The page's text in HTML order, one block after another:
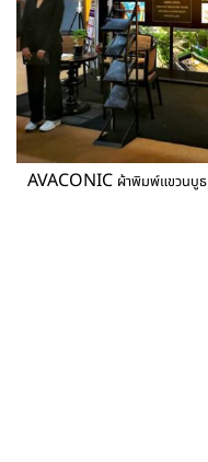
AVACONIC ผ้าพิมพ์แขวนบูธ